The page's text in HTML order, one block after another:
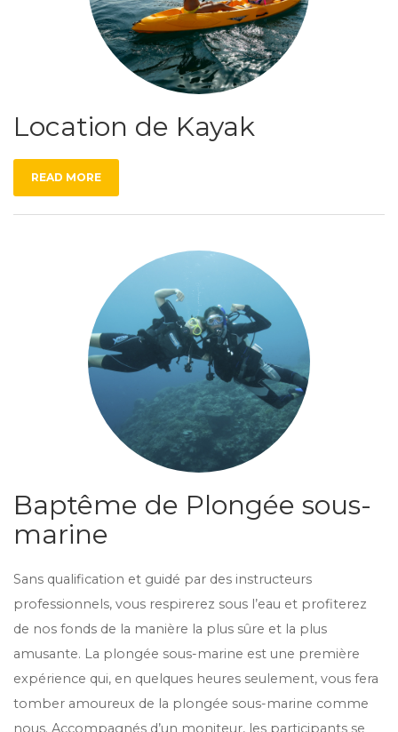
Location de Kayak
READ MORE
Baptême de Plongée sous-
marine
Sans qualification et guidé par des instructeurs
professionnels, vous respirerez sous l’eau et profiterez
de nos fonds de la manière la plus sûre et la plus
amusante. La plongée sous-marine est une première
expérience qui, en quelques heures seulement, vous fera
tomber amoureux de la plongée sous-marine comme
nous. Accompagnés d’un moniteur, les participants se